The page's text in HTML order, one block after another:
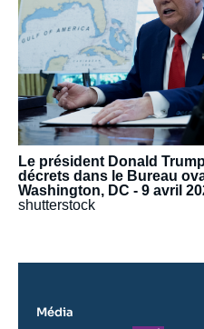
Le président Donald
décrets dans le Bureau
Washington, DC - 9 avril
shutterstock
Média